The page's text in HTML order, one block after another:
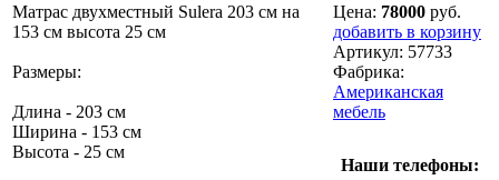
Матрас двухместный Sulera 203 см на
153 см высота 25 см
Размеры:
Длина - 203 см
Ширина - 153 см
Высота - 25 см
Цена: 78000 руб.
добавить в корзину
Артикул: 57733
Фабрика:
Американская
мебель
Наши телефоны: